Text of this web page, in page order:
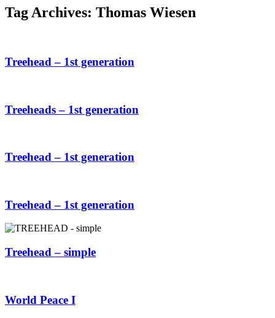
Tag Archives: Thomas Wiesen
Treehead – 1st generation
Treeheads – 1st generation
Treehead – 1st generation
Treehead – 1st generation
Treehead – simple
World Peace I